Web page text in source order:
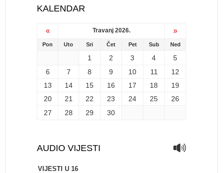
KALENDAR
« Travanj 2026. »
Pon Uto Sri Čet Pet Sub Ned
1 2 3 4
5
6
7 8 9 10 11
12
13
14 15 16 17 18
19
20
21 22 23 24 25
26
27
28 29 30
AUDIO VIJESTI
VIJESTI U 16